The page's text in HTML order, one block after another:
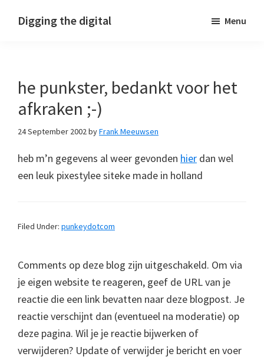
Digging the digital Menu
he punkster, bedankt voor het
afkraken ;-)
24 September 2002byFrank Meeuwsen
heb m’n gegevens al weer gevonden hier dan wel
een leuk pixestylee siteke made in holland
Filed Under: punkeydotcom
Comments op deze blog zijn uitgeschakeld. Om via
je eigen website te reageren, geef de URL van je
reactie die een link bevatten naar deze blogpost. Je
reactie verschijnt dan (eventueel na moderatie) op
deze pagina. Wil je je reactie bijwerken of
verwijderen? Update of verwijder je bericht en voer